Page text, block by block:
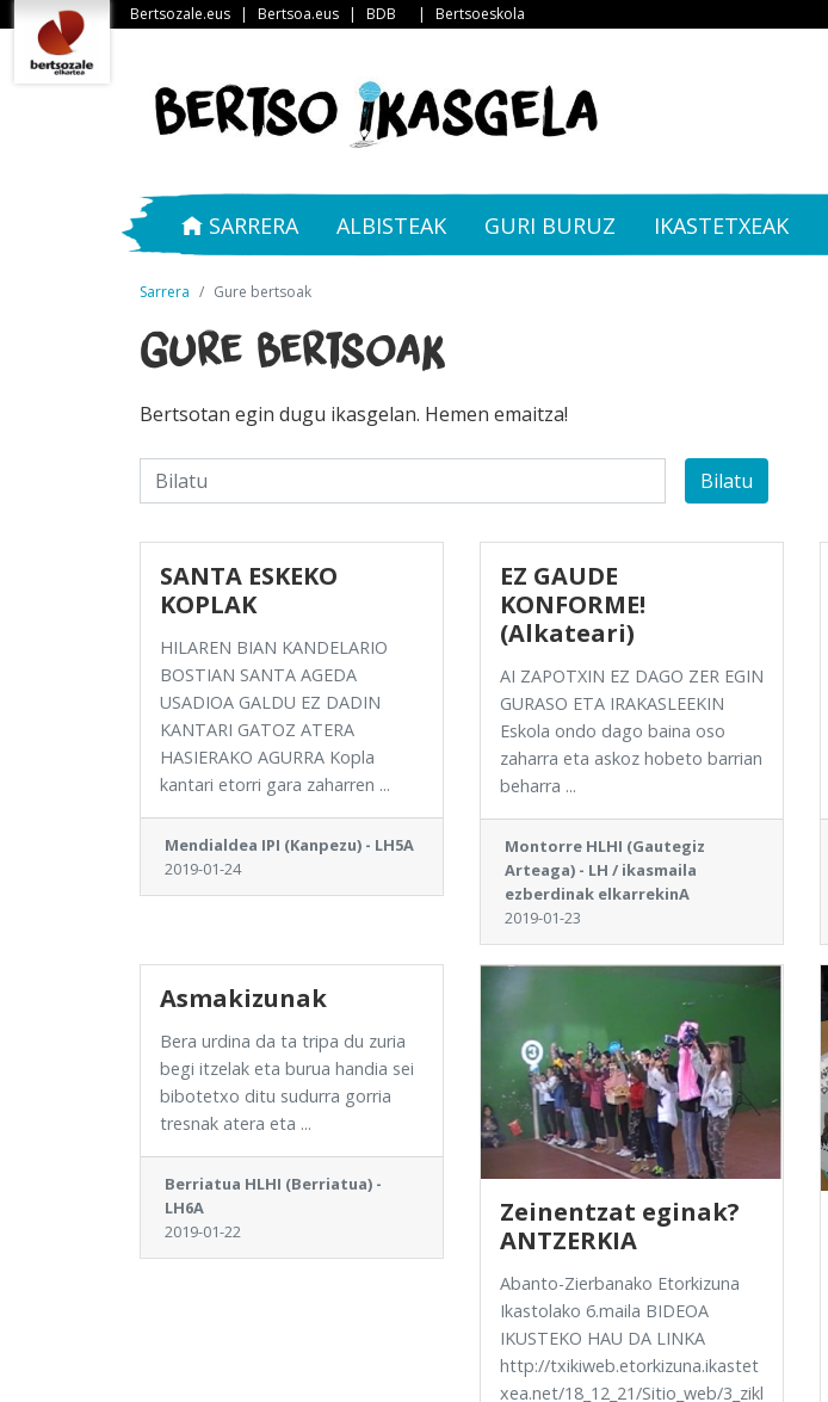
Bertsozale.eus | Bertsoa.eus | BDB | Bertsoeskola
SARRERA ALBISTEAK GURI BURUZ IKASTETXEAK
Sarrera Gure bertsoak
Gure bertsoak
Bertsotan egin dugu ikasgelan. Hemen emaitza!
Bilatu
SANTA ESKEKO
KOPLAK
HILAREN BIAN KANDELARIO
BOSTIAN SANTA AGEDA
USADIOA GALDU EZ DADIN
KANTARI GATOZ ATERA
HASIERAKO AGURRA Kopla
kantari etorri gara zaharren ...
Mendialdea IPI (Kanpezu) - LH5A
2019-01-24
EZ GAUDE
KONFORME!
(Alkateari)
AI ZAPOTXIN EZ DAGO ZER EGIN
GURASO ETA IRAKASLEEKIN
Eskola ondo dago baina oso
zaharra eta askoz hobeto barrian
beharra ...
Montorre HLHI (Gautegiz
Arteaga) - LH / ikasmaila
ezberdinak elkarrekinA
2019-01-23
Asmakizunak
Bera urdina da ta tripa du zuria
begi itzelak eta burua handia sei
bibotetxo ditu sudurra gorria
tresnak atera eta ...
Berriatua HLHI (Berriatua) -
LH6A
2019-01-22
Zeinentzat eginak?
ANTZERKIA
Abanto-Zierbanako Etorkizuna
Ikastolako 6.maila BIDEOA
IKUSTEKO HAU DA LINKA
http://txikiweb.etorkizuna.ikastet
xea.net/18_12_21/Sitio_web/3_zikl